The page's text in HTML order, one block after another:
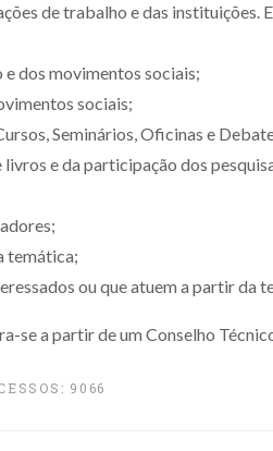
de trabalho e das
dos movimentos sociais;
sociais;
Seminários, Oficinas e
e da participação dos
temática;
ou que atuem a partir da
se a partir de um Conselho
9066